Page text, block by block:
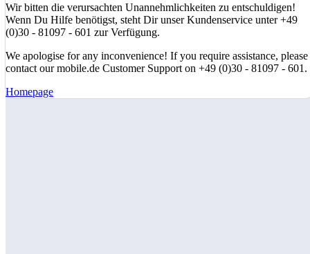
Wir bitten die verursachten Unannehmlichkeiten zu entschuldigen!
Wenn Du Hilfe benötigst, steht Dir unser Kundenservice unter +49
(0)30 - 81097 - 601 zur Verfügung.
We apologise for any inconvenience! If you require assistance, please
contact our mobile.de Customer Support on +49 (0)30 - 81097 - 601.
Homepage